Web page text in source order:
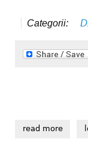
Categorii:
read moreabout